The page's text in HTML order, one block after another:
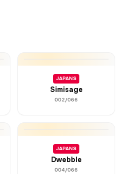
JAPANS
Simisage
002/066
JAPANS
Dwebble
004/066